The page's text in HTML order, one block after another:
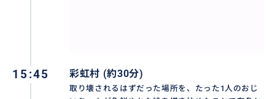
15:45 彩虹村 (約30分)
取り壊されるはずだった場所を、たった1人のおじ